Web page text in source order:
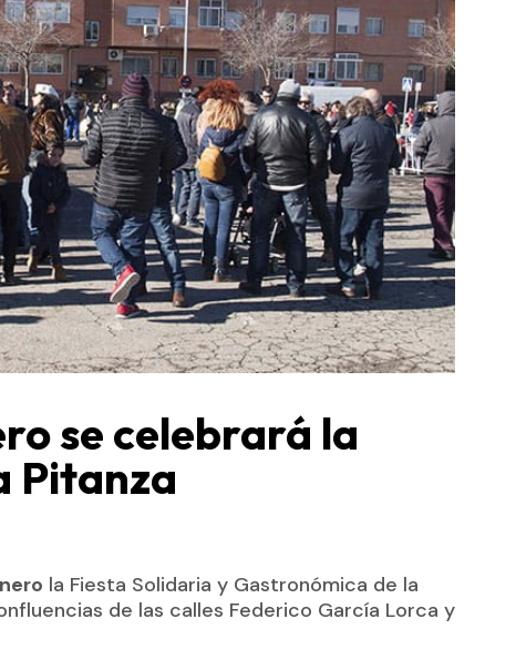
se celebrará la
Pitanza
la Fiesta Solidaria y Gastronómica de la
de las calles Federico García Lorca y